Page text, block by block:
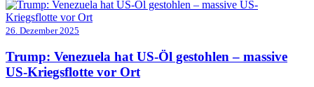
26. Dezember 2025
Trump: Venezuela hat US-Öl gestohlen – massive
US-Kriegsflotte vor Ort